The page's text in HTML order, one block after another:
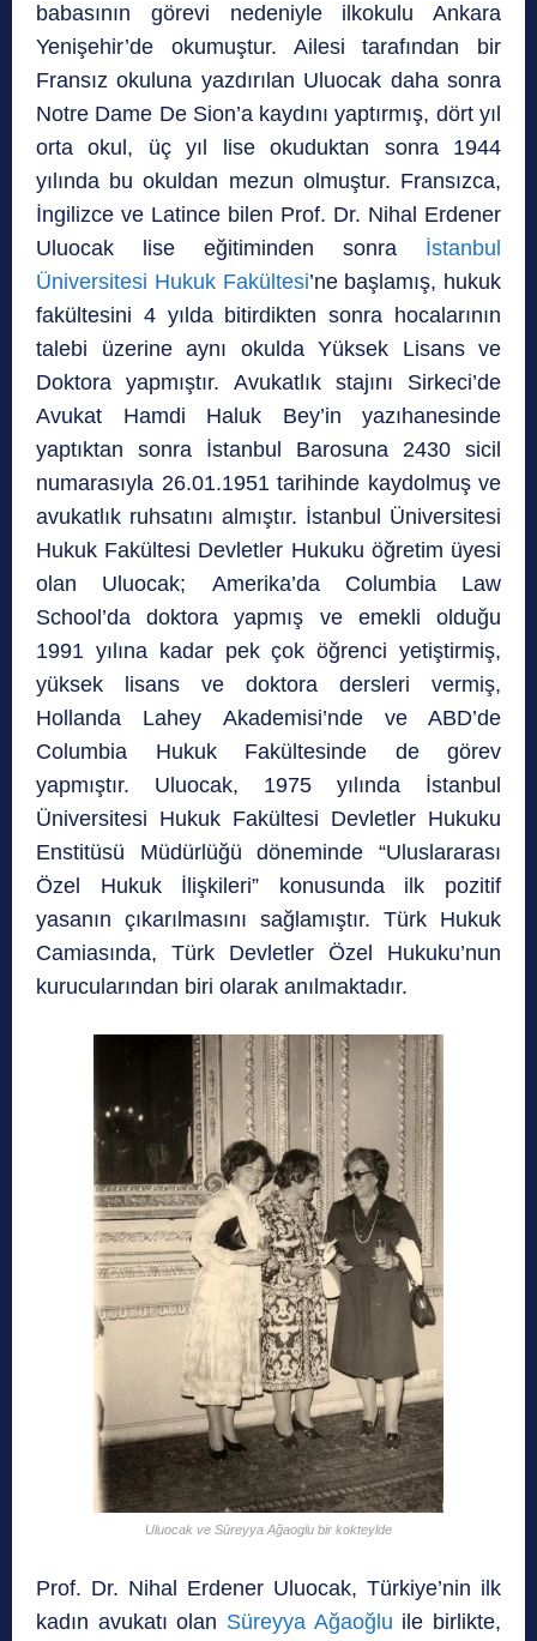
babasının görevi nedeniyle ilkokulu Ankara
Yenişehir’de okumuştur. Ailesi tarafından bir
Fransız okuluna yazdırılan Uluocak daha sonra
Notre Dame De Sion’a kaydını yaptırmış, dört yıl
orta okul, üç yıl lise okuduktan sonra 1944
yılında bu okuldan mezun olmuştur. Fransızca,
İngilizce ve Latince bilen Prof. Dr. Nihal Erdener
Uluocak lise eğitiminden sonra İstanbul
Üniversitesi Hukuk Fakültesi’ne başlamış, hukuk
fakültesini 4 yılda bitirdikten sonra hocalarının
talebi üzerine aynı okulda Yüksek Lisans ve
Doktora yapmıştır. Avukatlık stajını Sirkeci’de
Avukat Hamdi Haluk Bey’in yazıhanesinde
yaptıktan sonra İstanbul Barosuna 2430 sicil
numarasıyla 26.01.1951 tarihinde kaydolmuş ve
avukatlık ruhsatını almıştır. İstanbul Üniversitesi
Hukuk Fakültesi Devletler Hukuku öğretim üyesi
olan Uluocak; Amerika’da Columbia Law
School’da doktora yapmış ve emekli olduğu
1991 yılına kadar pek çok öğrenci yetiştirmiş,
yüksek lisans ve doktora dersleri vermiş,
Hollanda Lahey Akademisi’nde ve ABD’de
Columbia Hukuk Fakültesinde de görev
yapmıştır. Uluocak, 1975 yılında İstanbul
Üniversitesi Hukuk Fakültesi Devletler Hukuku
Enstitüsü Müdürlüğü döneminde “Uluslararası
Özel Hukuk İlişkileri” konusunda ilk pozitif
yasanın çıkarılmasını sağlamıştır. Türk Hukuk
Camiasında, Türk Devletler Özel Hukuku’nun
kurucularından biri olarak anılmaktadır.
Uluocak ve Süreyya Ağaoglu bir kokteylde
Prof. Dr. Nihal Erdener Uluocak, Türkiye’nin ilk
kadın avukatı olan Süreyya Ağaoğlu ile birlikte,